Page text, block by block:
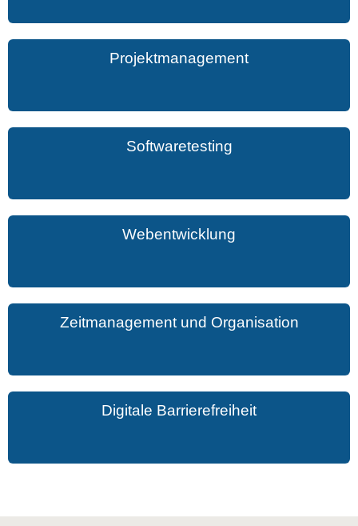
Projektmanagement
Softwaretesting
Webentwicklung
Zeitmanagement und Organisation
Digitale Barrierefreiheit